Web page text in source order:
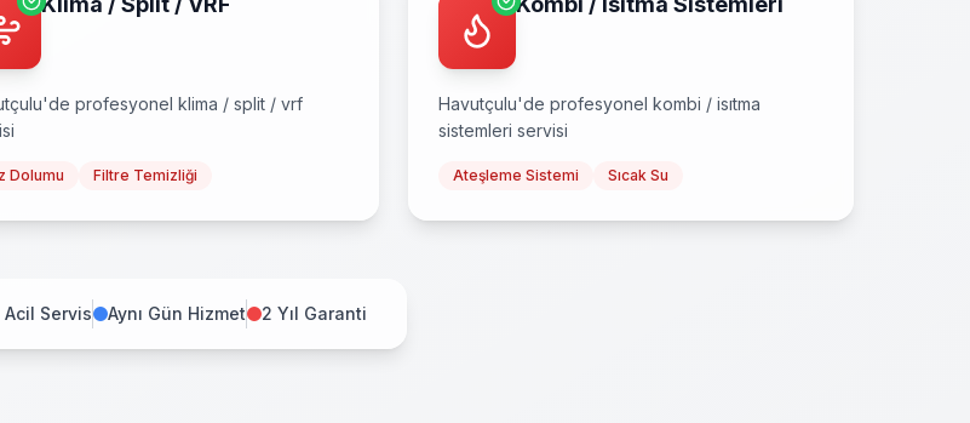
'de profesyonel klima / split / vrf
Dolumu Filtre Temizliği
Havutçulu'de profesyonel kombi / isıtma
sistemleri servisi
Ateşleme Sistemi Sıcak Su
Servis Aynı Gün Hizmet 2 Yıl Garanti